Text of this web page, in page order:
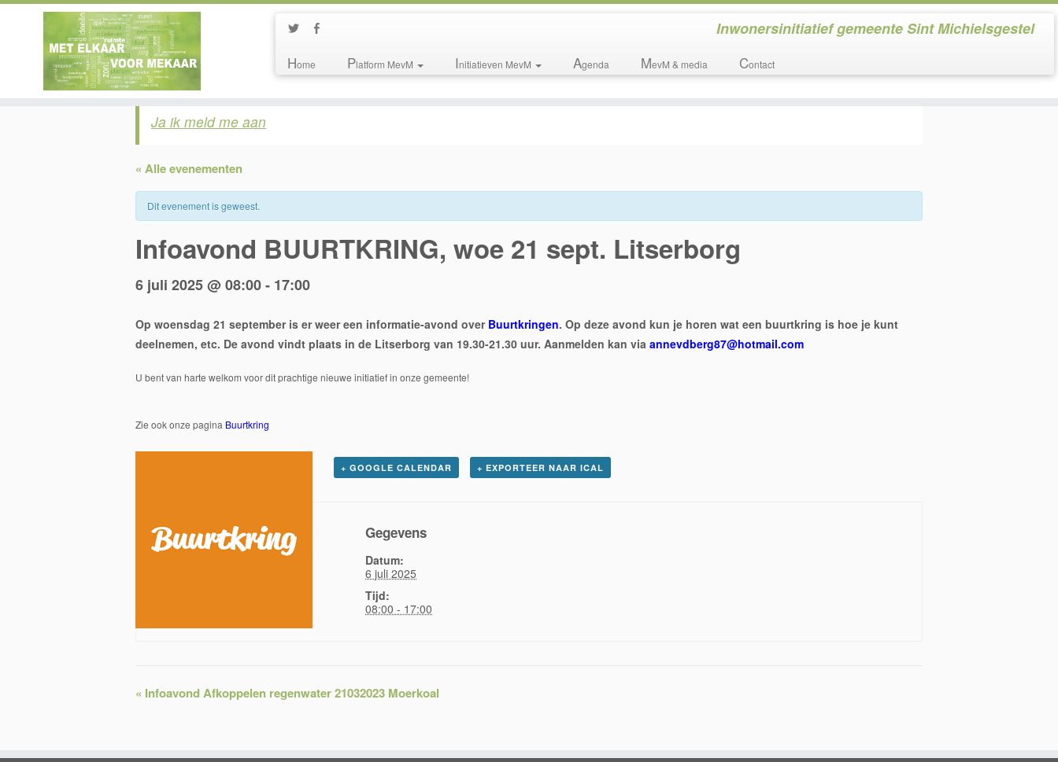
Inwonersinitiatief gemeente Sint Michielsgestel
Home Platform MevM Initiatieven MevM Agenda MevM & media Contact
Ja ik meld me aan
« Alle evenementen
Dit evenement is geweest.
Infoavond BUURTKRING, woe 21 sept. Litserborg
6 juli 2025 @ 08:00- 17:00
Op woensdag 21 september is er weer een informatie-avond over Buurtkringen. Op deze avond kun je horen wat een buurtkring is hoe je kunt
deelnemen, etc. De avond vindt plaats in de Litserborg van 19.30-21.30 uur. Aanmelden kan via annevdberg87@hotmail.com
U bent van harte welkom voor dit prachtige nieuwe initiatief in onze gemeente!
Zie ook onze pagina Buurtkring
+ GOOGLE CALENDAR + EXPORTEER NAAR ICAL
Gegevens
Datum:
6 juli 2025
Tijd:
08:00 - 17:00
Evenementnavigatie
« Infoavond Afkoppelen regenwater 21032023 Moerkoal